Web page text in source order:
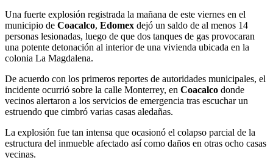
Una fuerte explosión registrada la mañana de este viernes en el
municipio de Coacalco, Edomex dejó un saldo de al menos 14
personas lesionadas, luego de que dos tanques de gas provocaran
una potente detonación al interior de una vivienda ubicada en la
colonia La Magdalena.
De acuerdo con los primeros reportes de autoridades municipales, el
incidente ocurrió sobre la calle Monterrey, en Coacalco donde
vecinos alertaron a los servicios de emergencia tras escuchar un
estruendo que cimbró varias casas aledañas.
La explosión fue tan intensa que ocasionó el colapso parcial de la
estructura del inmueble afectado así como daños en otras ocho casas
vecinas.